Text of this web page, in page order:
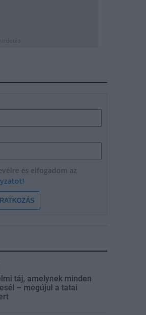
és elfogadom az
táj, amelynek minden
– megújul a tatai